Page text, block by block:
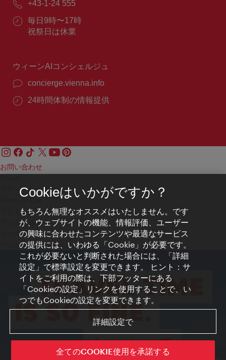
ー
ル：
電
番
号：
+43-1-24 555
営
業
毎日9時〜17時
祝祭日は休業
ウィーンAIコンシェルジュ
concierge.vienna.info
24時間体制の情報提供
お問い合わせ
プライバシーポリシー
アクセシビリティ
プレス連絡先
クッキーの設定
© Copyright WienTourismus
Cookieはいかがですか？
もちろん無理なオススメはいたしません。です
が、ウェブサイトの機能、情報評価、ユーザー
の興味に合わせたコンテンツや最適なサービス
の提供には、いわゆる「Cookie」が必要です。
これが必要ないと判断された場合には、「詳細
設定」で標準設定を変更できます。 ヒント：サ
イトをご利用の際は、下部フッターにある
「Cookieの設定」リンクを使用することで、い
つでもCookieの設定を変更できます。
詳細設定で
全てのCOOKIE使用を承諾する